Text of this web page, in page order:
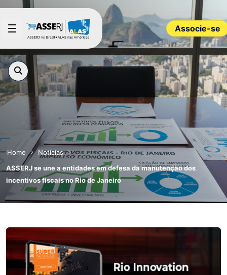
Pular para o Conteúdo principal
Associe-se
Home
Notícias
ASSERJ se une a entidades em defesa da manutenção dos
incentivos fiscais no Rio de Janeiro